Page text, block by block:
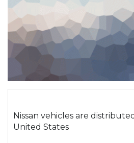
Nissan vehicles are
United States